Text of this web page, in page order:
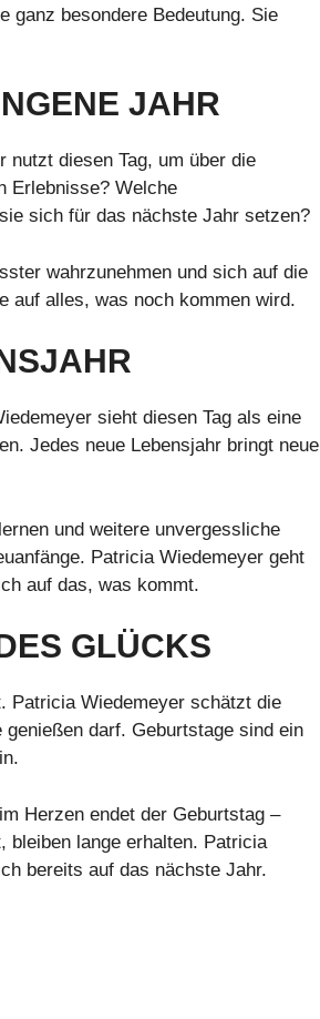
ganz besondere Bedeutung. Sie
JAHR
nutzt diesen Tag, um über die
Erlebnisse? Welche
sich für das nächste Jahr setzen?
wahrzunehmen und sich auf die
auf alles, was noch kommen wird.
sieht diesen Tag als eine
Jedes neue Lebensjahr bringt neue
und weitere unvergessliche
Patricia Wiedemeyer geht
auf das, was kommt.
GLÜCKS
Patricia Wiedemeyer schätzt die
darf. Geburtstage sind ein
Herzen endet der Geburtstag –
bleiben lange erhalten. Patricia
bereits auf das nächste Jahr.